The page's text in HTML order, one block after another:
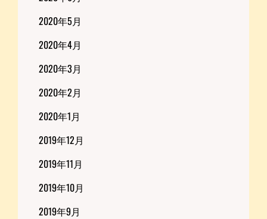
2020年5月
2020年4月
2020年3月
2020年2月
2020年1月
2019年12月
2019年11月
2019年10月
2019年9月